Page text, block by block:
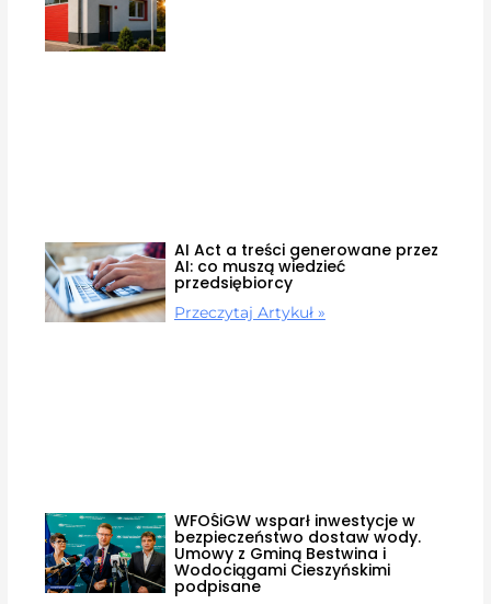
AI Act a treści generowane przez
AI: co muszą wiedzieć
przedsiębiorcy
Przeczytaj Artykuł »
WFOŚiGW wsparł inwestycje w
bezpieczeństwo dostaw wody.
Umowy z Gminą Bestwina i
Wodociągami Cieszyńskimi
podpisane